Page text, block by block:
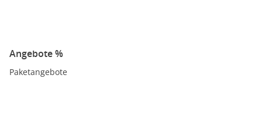
Angebote %
Paketangebote